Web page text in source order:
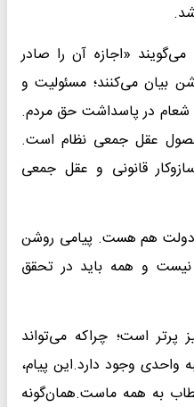
«اجازه آن را صادر
بیان می‌کنند؛ مسئولیت و
شعام در پاسداشت حق مردم.
عقل جمعی نظام است.
قانونی و عقل جمعی
دولت هم هست. پیامی روشن
و همه باید در تحقق
است؛ چراکه می‌تواند
واحدی وجود دارد.این پیام،
به همه ماست.همان‌گونه